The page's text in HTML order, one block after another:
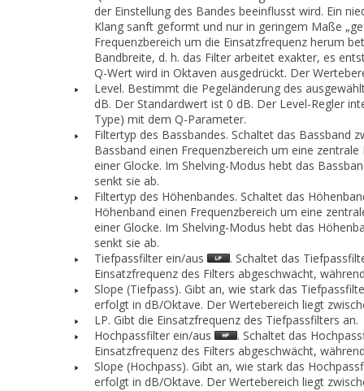
der Einstellung des Bandes beeinflusst wird. Ein
Klang sanft geformt und nur in geringem Maße
Frequenzbereich um die Einsatzfrequenz herum
Bandbreite, d. h. das Filter arbeitet exakter, es
Q-Wert wird in Oktaven ausgedrückt. Der
Level. Bestimmt die Pegeländerung des
dB. Der Standardwert ist 0 dB. Der Level-Regler
Type) mit dem Q-Parameter.
Filtertyp des Bassbandes. Schaltet das Bassband
Bassband einen Frequenzbereich um eine
einer Glocke. Im Shelving-Modus hebt das
senkt sie ab.
Filtertyp des Höhenbandes. Schaltet das
Höhenband einen Frequenzbereich um eine
einer Glocke. Im Shelving-Modus hebt das
senkt sie ab.
Tiefpassfilter ein/aus
. Schaltet das
Einsatzfrequenz des Filters abgeschwächt,
Slope (Tiefpass). Gibt an, wie stark das
erfolgt in dB/Oktave. Der Wertebereich liegt
LP. Gibt die Einsatzfrequenz des Tiefpassfilters an.
Hochpassfilter ein/aus
. Schaltet das
Einsatzfrequenz des Filters abgeschwächt,
Slope (Hochpass). Gibt an, wie stark das
erfolgt in dB/Oktave. Der Wertebereich liegt